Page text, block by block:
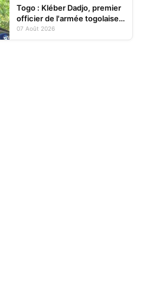
Togo : Kléber Dadjo, premier
officier de l'armée togolaise
devenu chef de l'État, au
07 Août 2026